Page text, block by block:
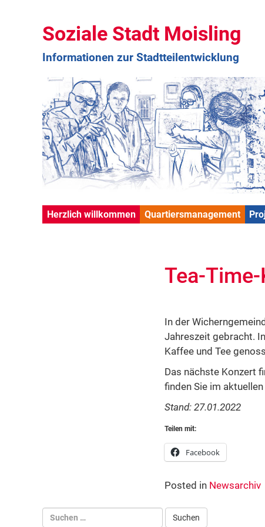
Soziale Stadt Moisling
Informationen zur Stadtteilentwicklung
Herzlich willkommen Quartiersmanagement
Tea-
In der
Jahreszeit gebracht.
Kaffee und Tee
Das nächste Konzert
finden Sie im aktuellen
Stand: 27.01.2022
Teilen mit:
Facebook
Posted in Newsarchiv